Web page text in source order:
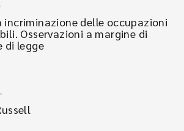
incriminazione delle occupazioni
Osservazioni a margine di
di legge